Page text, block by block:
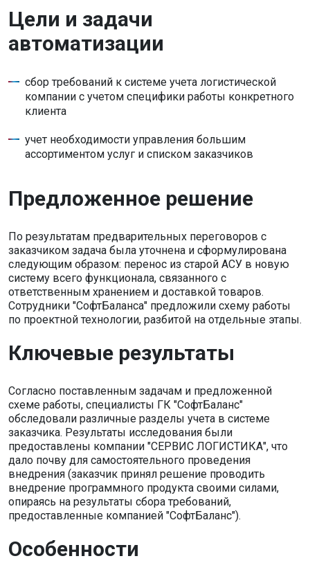
Цели и задачи
автоматизации
сбор требований к системе учета логистической
компании с учетом специфики работы конкретного
клиента
учет необходимости управления большим
ассортиментом услуг и списком заказчиков
Предложенное решение
По результатам предварительных переговоров с
заказчиком задача была уточнена и сформулирована
следующим образом: перенос из старой АСУ в новую
систему всего функционала, связанного с
ответственным хранением и доставкой товаров.
Сотрудники "СофтБаланса" предложили схему работы
по проектной технологии, разбитой на отдельные этапы.
Ключевые результаты
Согласно поставленным задачам и предложенной
схеме работы, специалисты ГК "СофтБаланс"
обследовали различные разделы учета в системе
заказчика. Результаты исследования были
предоставлены компании "СЕРВИС ЛОГИСТИКА", что
дало почву для самостоятельного проведения
внедрения (заказчик принял решение проводить
внедрение программного продукта своими силами,
опираясь на результаты сбора требований,
предоставленные компанией "СофтБаланс").
Особенности